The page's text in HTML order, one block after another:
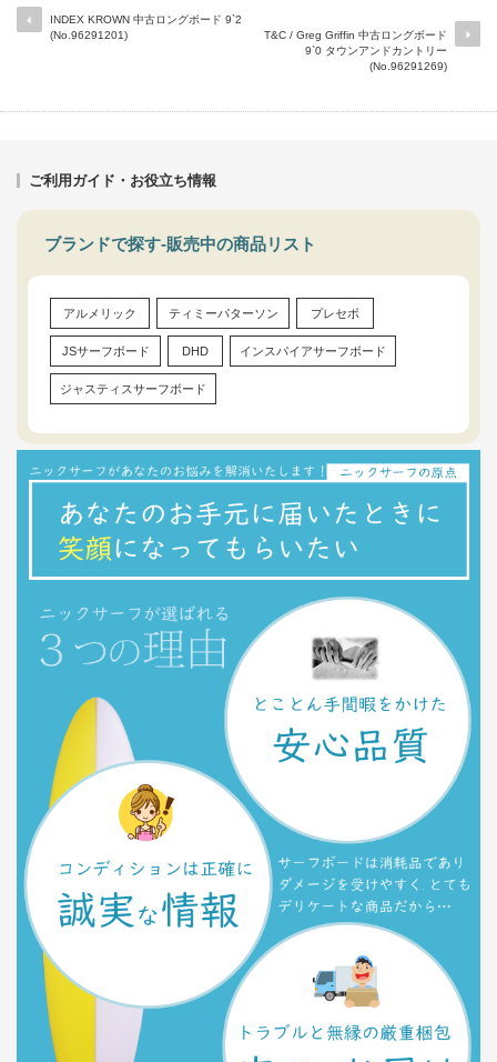
INDEX KROWN 中古ロングボード 9`2
(No.96291201)
T&C / Greg Griffin 中古ロングボード
9`0 タウンアンドカントリー
(No.96291269)
ご利用ガイド・お役立ち情報
ブランドで探す-販売中の商品リスト
アルメリック ティミーパターソン プレセボ
JSサーフボード DHD インスパイアサーフボード
ジャスティスサーフボード